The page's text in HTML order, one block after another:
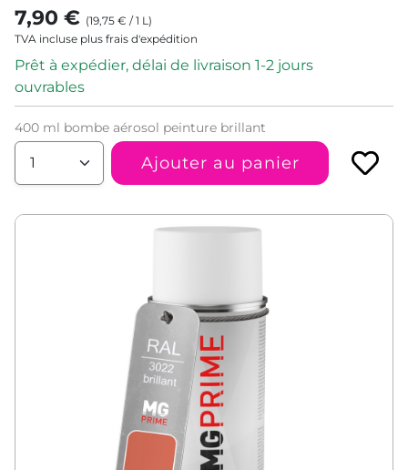
7,90 € (19,75 € /1 L )
TVA incluse plus frais d'expédition
Prêt à expédier, délai de livraison 1-2 jours
ouvrables
400 ml bombe aérosol peinture brillant
Ajouter au panier